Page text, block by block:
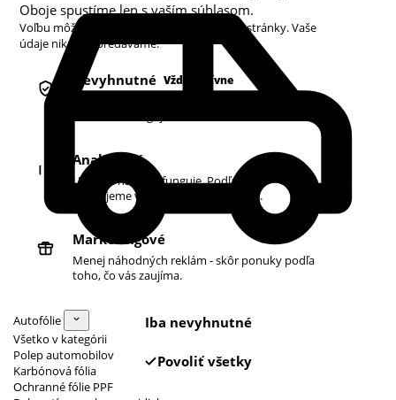
Autofólie
Všetko v kategórii
Polep automobilov
Karbónová fólia
Ochranné fólie PPF
Oboje spustíme len s vaším súhlasom.
Voľbu môžete kedykoľvek zmeniť v pätičke stránky. Vaše
údaje nikdy nepredávame.
Nevyhnutné Vždy aktívne
Analytické
Ukazujú nám, čo funguje. Podľa toho
zlepšujeme vyhľadávanie aj ponuku.
Marketingové
Menej náhodných reklám - skôr ponuky podľa
toho, čo vás zaujíma.
Iba nevyhnutné
Povoliť všetky